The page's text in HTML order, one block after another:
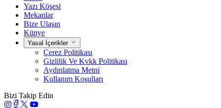
Yazı Köşesi
Mekanlar
Bize Ulaşın
Künye
Yasal İçerikler
Çerez Politikası
Gizlilik Ve Kvkk Politikası
Aydınlatma Metni
Kullanım Koşulları
Bizi Takip Edin